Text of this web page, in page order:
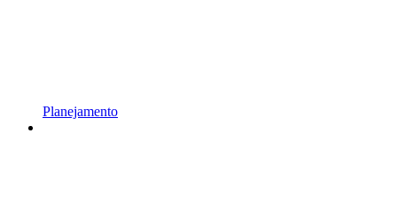
Planejamento